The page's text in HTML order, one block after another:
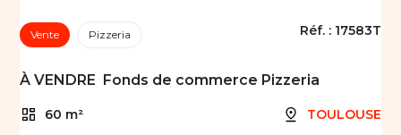
Vente Pizzeria Réf. : 17583T
À VENDRE  Fonds de commerce Pizzeria
60 m² TOULOUSE